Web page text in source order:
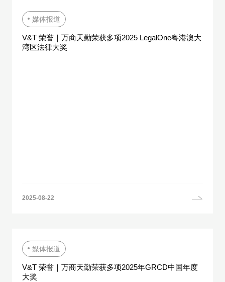
媒体报道
V&T 荣誉｜万商天勤荣获多项2025 LegalOne粤港澳大
湾区法律大奖
2025-08-22
媒体报道
V&T 荣誉｜万商天勤荣获多项2025年GRCD中国年度
大奖